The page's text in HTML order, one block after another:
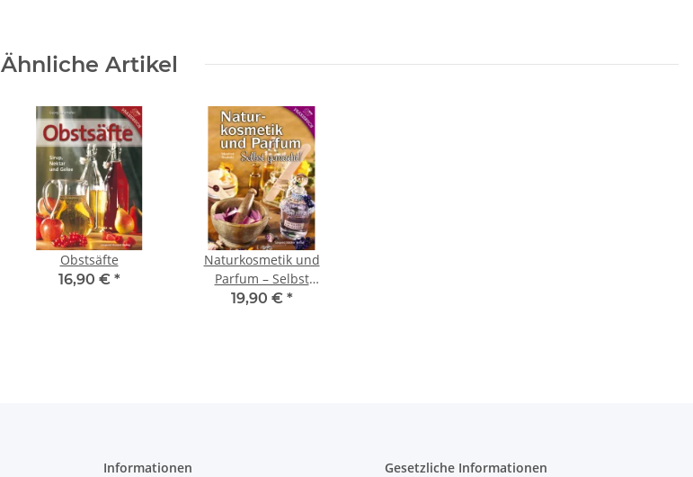
Ähnliche Artikel
Obstsäfte
16,90 € *
Naturkosmetik und
Parfum – Selbst
gemacht!
19,90 € *
Informationen Gesetzliche Informationen